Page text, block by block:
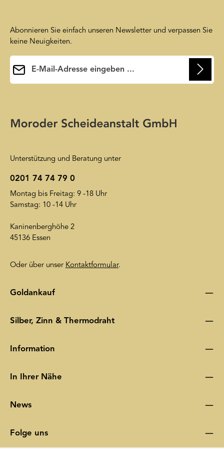
Abonnieren Sie einfach unseren Newsletter und verpassen Sie
keine Neuigkeiten.
Datenschutzerklärung wird insoweit verwiesen.
Unterstützung und Beratung unter
0201 74 74 79 0
Montag bis Freitag: 9 -18 Uhr
Samstag: 10 -14 Uhr
Kaninenberghöhe 2
45136 Essen
Oder über unser Kontaktformular.
Goldankauf
Silber, Zinn & Thermodraht
Information
In Ihrer Nähe
News
Folge uns